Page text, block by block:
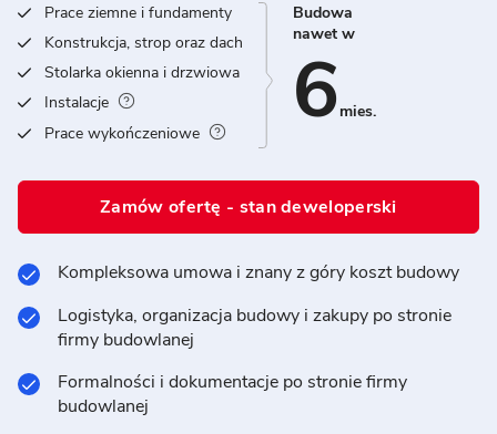
Prace ziemne i fundamenty
Konstrukcja, strop oraz dach
Stolarka okienna i drzwiowa
Instalacje
Prace wykończeniowe
Budowa
nawet w
6 mies.
Zamów ofertę - stan deweloperski
Kompleksowa umowa i znany z góry koszt budowy
Logistyka, organizacja budowy i zakupy po stronie
firmy budowlanej
Formalności i dokumentacje po stronie firmy
budowlanej